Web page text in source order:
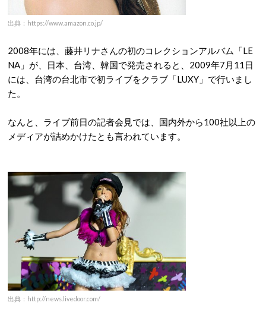
出典：https://www.amazon.co.jp/
2008年には、藤井リナさんの初のコレクションアルバム「LE
NA」が、日本、台湾、韓国で発売されると、2009年7月11日
には、台湾の台北市で初ライブをクラブ「LUXY」で行いまし
た。
なんと、ライブ前日の記者会見では、国内外から100社以上の
メディアが詰めかけたとも言われています。
出典：http://news.livedoor.com/